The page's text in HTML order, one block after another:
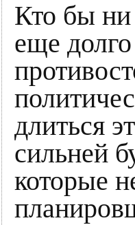
Кто бы ни
еще долго
длиться
сильней
которые